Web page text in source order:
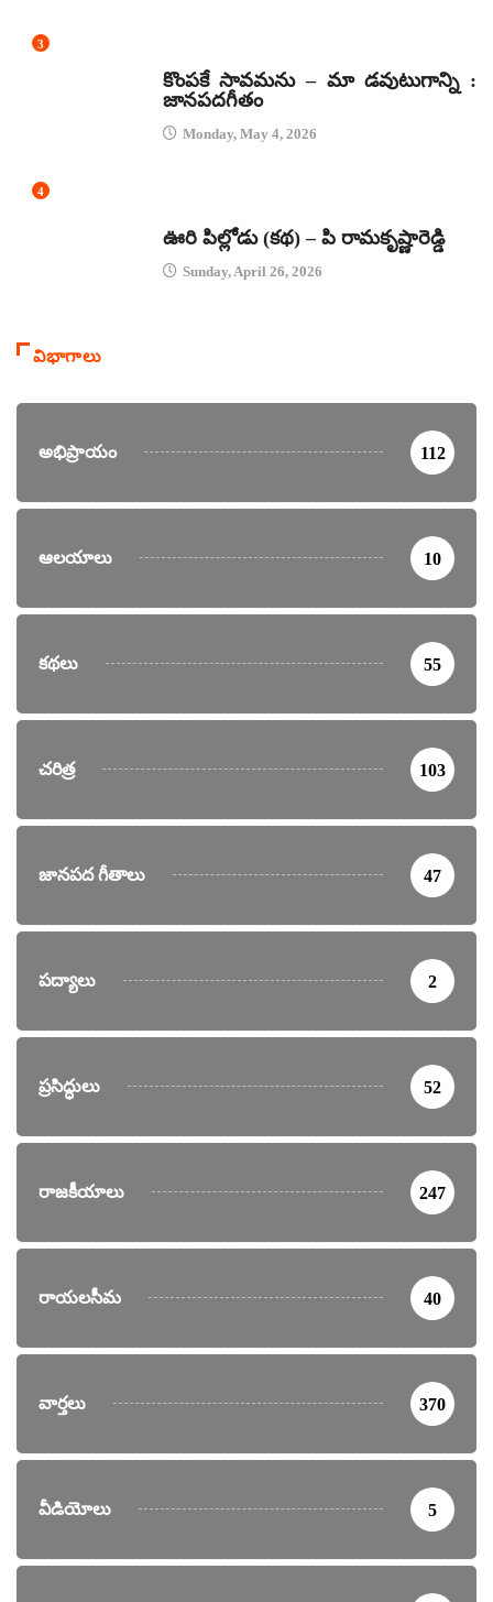
3
కొంపకే సావమను – మా డవుటుగాన్ని :
జానపదగీతం
Monday, May 4, 2026
4
ఊరి పిల్లోడు (కథ) – పి రామకృష్ణారెడ్డి
Sunday, April 26, 2026
విభాగాలు
అభిప్రాయం 112
ఆలయాలు 10
కథలు 55
చరిత్ర 103
జానపద గీతాలు 47
పద్యాలు 2
ప్రసిద్ధులు 52
రాజకీయాలు 247
రాయలసీమ 40
వార్తలు 370
వీడియోలు 5